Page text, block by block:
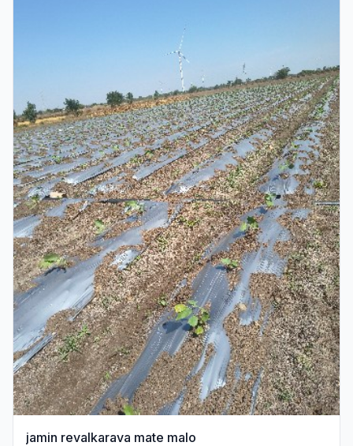
jamin revalkarava mate malo